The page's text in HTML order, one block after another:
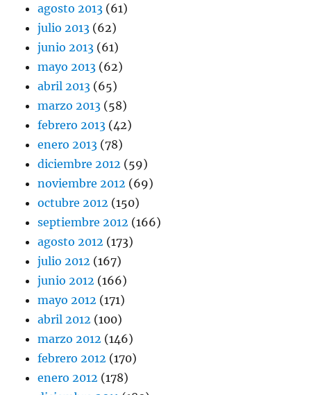
agosto 2013 (61)
julio 2013 (62)
junio 2013 (61)
mayo 2013 (62)
abril 2013 (65)
marzo 2013 (58)
febrero 2013 (42)
enero 2013 (78)
diciembre 2012 (59)
noviembre 2012 (69)
octubre 2012 (150)
septiembre 2012 (166)
agosto 2012 (173)
julio 2012 (167)
junio 2012 (166)
mayo 2012 (171)
abril 2012 (100)
marzo 2012 (146)
febrero 2012 (170)
enero 2012 (178)